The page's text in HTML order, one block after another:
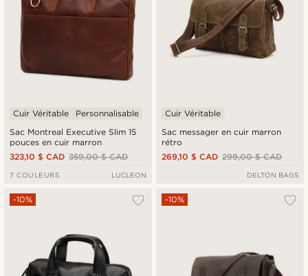
Sac Montreal Executive Slim 15
pouces en cuir marron
Cuir Véritable Personnalisable
359,00 $ CAD
323,10 $ CAD
7 COULEURS LUCLEON
Sac messager en cuir marron
rétro
Cuir Véritable
299,00 $ CAD
269,10 $ CAD
DELTON BAGS
-10% -10%